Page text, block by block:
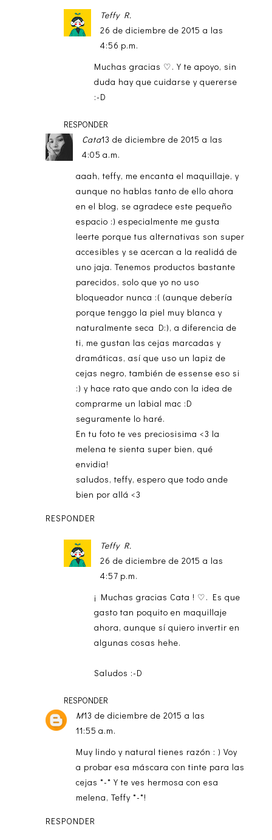
Teffy R.
26 de diciembre de 2015 a las
4:56 p.m.
Muchas gracias ♡. Y te apoyo, sin
duda hay que cuidarse y quererse
:-D
RESPONDER
Cata13 de diciembre de 2015 a las
4:05 a.m.
aaah, teffy, me encanta el maquillaje, y
aunque no hablas tanto de ello ahora
en el blog, se agradece este pequeño
espacio :) especialmente me gusta
leerte porque tus alternativas son super
accesibles y se acercan a la realidá de
uno jaja. Tenemos productos bastante
parecidos, solo que yo no uso
bloqueador nunca :( (aunque debería
porque tenggo la piel muy blanca y
naturalmente seca D:), a diferencia de
ti, me gustan las cejas marcadas y
dramáticas, así que uso un lapiz de
cejas negro, también de essense eso si
:) y hace rato que ando con la idea de
comprarme un labial mac :D
seguramente lo haré.
En tu foto te ves preciosisima <3 la
melena te sienta super bien, qué
envidia!
saludos, teffy, espero que todo ande
bien por allá <3
RESPONDER
Teffy R.
26 de diciembre de 2015 a las
4:57 p.m.
¡ Muchas gracias Cata ! ♡. Es que
gasto tan poquito en maquillaje
ahora, aunque sí quiero invertir en
algunas cosas hehe.
Saludos :-D
RESPONDER
M13 de diciembre de 2015 a las
11:55 a.m.
Muy lindo y natural tienes razón : ) Voy
a probar esa máscara con tinte para las
cejas *-* Y te ves hermosa con esa
melena, Teffy *-*!
RESPONDER